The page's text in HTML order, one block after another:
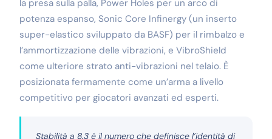
la presa sulla palla, Power Holes per un arco di
potenza espanso, Sonic Core Infinergy (un inserto
super-elastico sviluppato da BASF) per il rimbalzo e
l’ammortizzazione delle vibrazioni, e VibroShield
come ulteriore strato anti-vibrazioni nel telaio. È
posizionata fermamente come un’arma a livello
competitivo per giocatori avanzati ed esperti.
Stabilità a 8.3 è il numero che definisce l’identità di